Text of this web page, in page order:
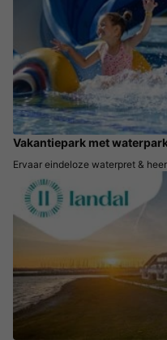
Vakantiepark met
Ervaar eindeloze waterpret &